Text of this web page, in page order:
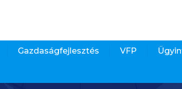
Gazdaságfejlesztés VFP